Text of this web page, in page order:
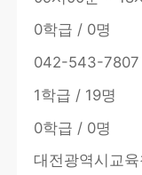
0학급 / 0명
042-543-7807
1학급 / 19명
0학급 / 0명
대전광역시교